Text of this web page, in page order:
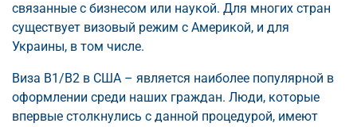
связанные с бизнесом или наукой. Для многих стран
существует визовый режим с Америкой, и для
Украины, в том числе.
Виза B1/B2 в США – является наиболее популярной в
оформлении среди наших граждан. Люди, которые
впервые столкнулись с данной процедурой, имеют